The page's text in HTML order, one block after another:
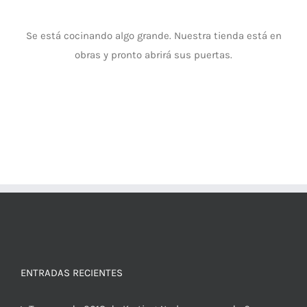
Se está cocinando algo grande. Nuestra tienda está en
obras y pronto abrirá sus puertas.
ENTRADAS RECIENTES